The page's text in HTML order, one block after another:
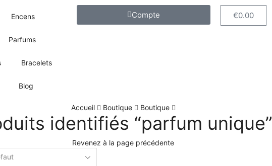
Encens
Parfums
Bracelets
Blog
Compte €0.00
Accueil Boutique Boutique
identifiés “parfum unique”
Revenez à la page précédente